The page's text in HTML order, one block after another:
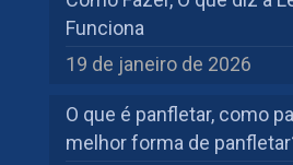
Funciona
19 de janeiro de 2026
O que é panfletar, como
melhor forma de